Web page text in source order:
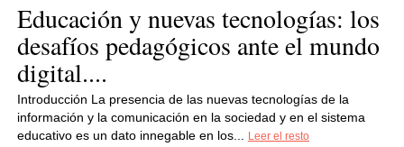
Educación y nuevas tecnologías: los
desafíos pedagógicos ante el mundo
digital....
Introducción La presencia de las nuevas tecnologías de la
información y la comunicación en la sociedad y en el sistema
educativo es un dato innegable en los...
Leer el resto